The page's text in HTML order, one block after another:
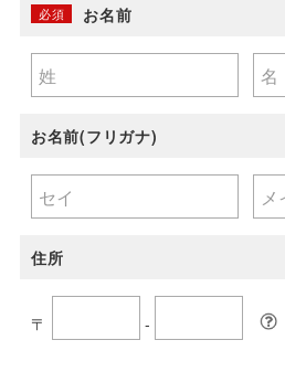
お名前
必須
お名前(フリガナ)
住所
〒 -